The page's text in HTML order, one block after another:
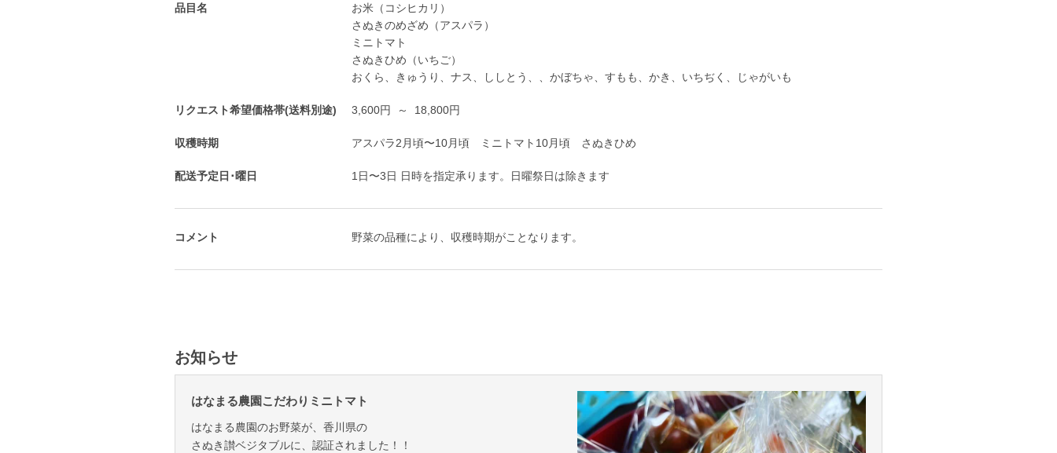
品目名
お米（コシヒカリ）
さぬきのめざめ（アスパラ）
ミニトマト
さぬきひめ（いちご）
おくら、きゅうり、ナス、ししとう、、かぼちゃ、すもも、かき、いちぢく、じゃがいも
リクエスト希望価格帯(送料別途) 3,600円 ～ 18,800円
収穫時期 アスパラ2月頃〜10月頃 ミニトマト10月頃 さぬきひめ
配送予定日･曜日 1日〜3日 日時を指定承ります。日曜祭日は除きます
コメント 野菜の品種により、収穫時期がことなります。
お知らせ
はなまる農園こだわりミニトマト
はなまる農園のお野菜が、香川県の
さぬき讃ベジタブルに、認証されました！！